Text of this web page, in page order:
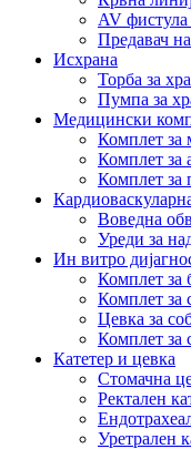
AV фистула
Предавач
Исхрана
Торба за
Пумпа за
Медицински
Комплет за
Комплет за
Комплет за
Воведна
Уреди за
Ин витро
Комплет за
Комплет за
Цевка за
Комплет за
Катетер и цевка
Стомачна
Ректален
Уретрален